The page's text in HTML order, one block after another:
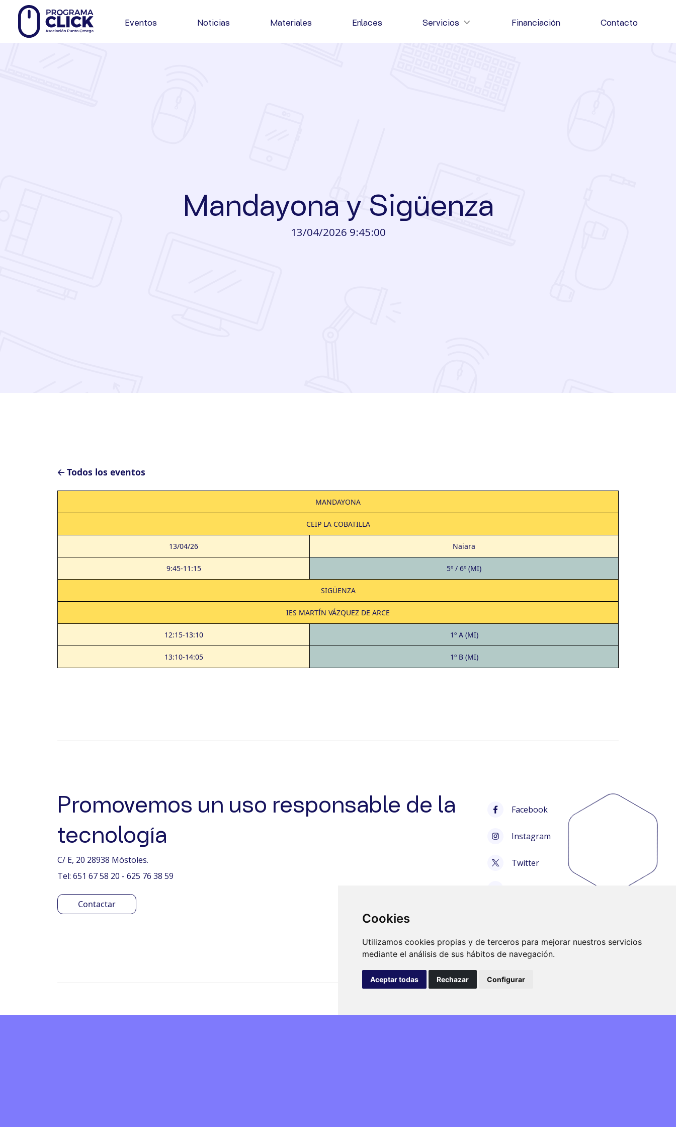
Cookies
Utilizamos cookies propias y de terceros para mejorar nuestros servicios
mediante el análisis de sus hábitos de navegación.
Aceptar todas Rechazar Configurar
Eventos Noticias Materiales Enlaces Servicios Financiación Contacto
Mandayona y Sigüenza
13/04/2026 9:45:00
🡠 Todos los eventos
MANDAYONA
CEIP LA COBATILLA
13/04/26 Naiara
9:45-11:15 5º / 6º (MI)
SIGÜENZA
IES MARTÍN VÁZQUEZ DE ARCE
12:15-13:10 1º A (MI)
13:10-14:05 1º B (MI)
Promovemos un uso responsable de la
tecnología
C/ E, 20 28938 Móstoles.
Tel: 651 67 58 20 - 625 76 38 59
Contactar
Facebook
Instagram
Twitter